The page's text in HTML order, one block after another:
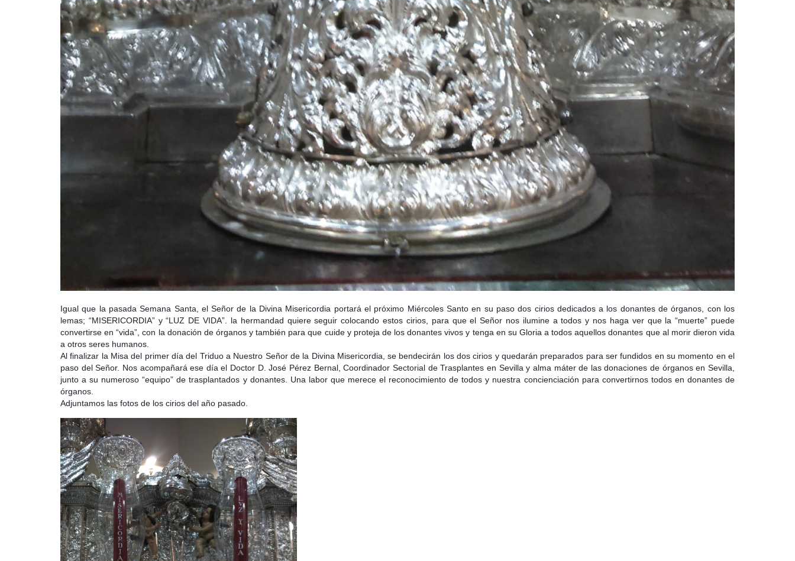
Igual que la pasada Semana Santa, el Señor de la Divina Misericordia portará el próximo Miércoles Santo en su paso dos cirios dedicados a los donantes de órganos, con los
lemas; “MISERICORDIA” y “LUZ DE VIDA”. la hermandad quiere seguir colocando estos cirios, para que el Señor nos ilumine a todos y nos haga ver que la “muerte” puede
convertirse en “vida”, con la donación de órganos y también para que cuide y proteja de los donantes vivos y tenga en su Gloria a todos aquellos donantes que al morir dieron vida
a otros seres humanos.
Al finalizar la Misa del primer día del Triduo a Nuestro Señor de la Divina Misericordia, se bendecirán los dos cirios y quedarán preparados para ser fundidos en su momento en el
paso del Señor. Nos acompañará ese día el Doctor D. José Pérez Bernal, Coordinador Sectorial de Trasplantes en Sevilla y alma máter de las donaciones de órganos en Sevilla,
junto a su numeroso “equipo” de trasplantados y donantes. Una labor que merece el reconocimiento de todos y nuestra concienciación para convertirnos todos en donantes de
órganos.
Adjuntamos las fotos de los cirios del año pasado.